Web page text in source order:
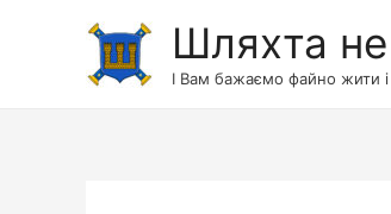
Шляхта
І Вам бажаємо файно жити